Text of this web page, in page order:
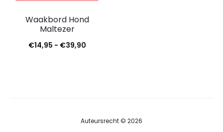
Waakbord Hond
Maltezer
€14,95 - €39,90Prijsklasse:
Auteursrecht © 2026